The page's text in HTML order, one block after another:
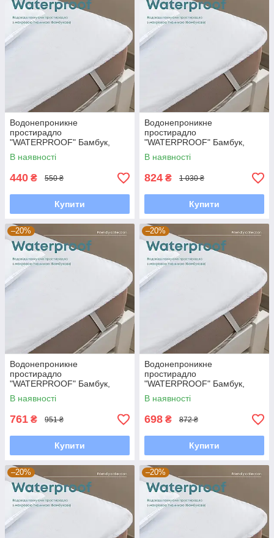
Водонепроникне
простирадло
"WATERPROOF" Бамбук,
80x200
В наявності
440 ₴ 550 ₴
Купити
Водонепроникне
простирадло
"WATERPROOF" Бамбук,
200x200
В наявності
824 ₴ 1 030 ₴
Купити
–20%
Водонепроникне
простирадло
"WATERPROOF" Бамбук,
180x200
В наявності
761 ₴ 951 ₴
Купити
–20%
Водонепроникне
простирадло
"WATERPROOF" Бамбук,
160x200
В наявності
698 ₴ 872 ₴
Купити
–20% –20%